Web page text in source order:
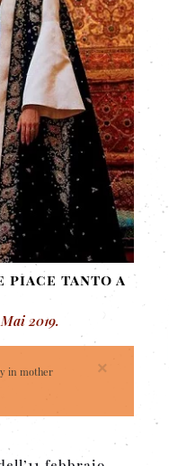
piace tanto a
2019.
×
in mother